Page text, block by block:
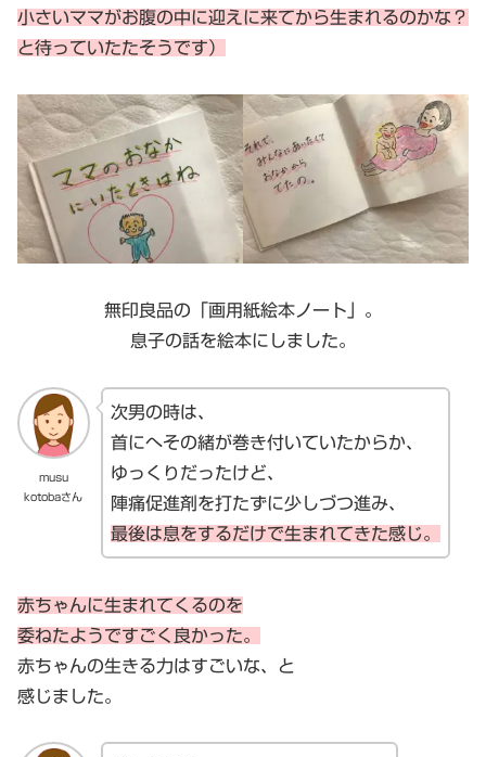
小さいママがお腹の中に迎えに来てから生まれるのかな？
と待っていたたそうです）
無印良品の「画用紙絵本ノート」。
息子の話を絵本にしました。
musu
kotobaさん
次男の時は、
首にへその緒が巻き付いていたからか、
ゆっくりだったけど、
陣痛促進剤を打たずに少しづつ進み、
最後は息をするだけで生まれてきた感じ。
赤ちゃんに生まれてくるのを
委ねたようですごく良かった。
赤ちゃんの生きる力はすごいな、と
感じました。